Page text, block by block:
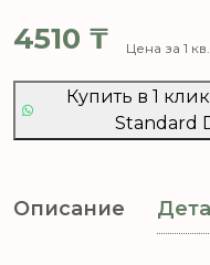
4510 ₸ Цена за 1
Купить в 1
Standard
Описание